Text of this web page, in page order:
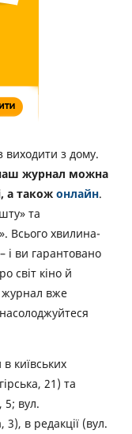
виходити з дому.
журнал можна
а також онлайн.
та
Всього хвилина-
і ви гарантовано
світ кіно й
журнал вже
київських
21) та
5; вул.
в редакції (вул.